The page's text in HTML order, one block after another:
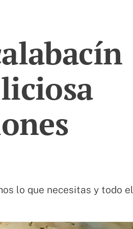
lo que necesitas y todo el